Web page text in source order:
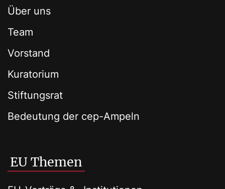
Über uns
Team
Vorstand
Kuratorium
Stiftungsrat
Bedeutung der cep-Ampeln
EU Themen